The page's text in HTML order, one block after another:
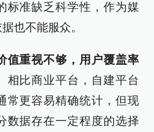
标准缺乏科学性，作为媒
也不能服众。
值重视不够，用户覆盖率
相比商业平台，自建平台
常更容易精确统计，但现
数据存在一定程度的选择